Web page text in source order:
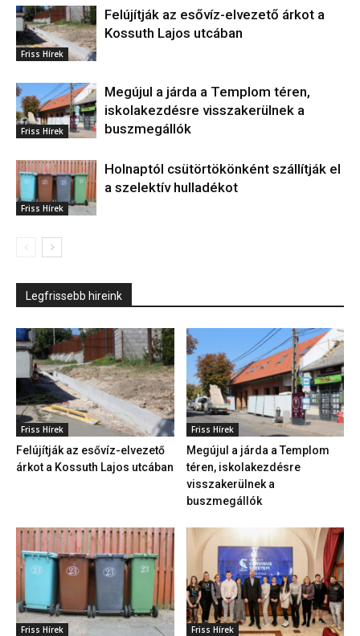
Friss Hírek
Felújítják az esővíz-elvezető árkot a
Kossuth Lajos utcában
Friss Hírek
Megújul a járda a Templom téren,
iskolakezdésre visszakerülnek a
buszmegállók
Friss Hírek
Holnaptól csütörtökönként szállítják el
a szelektív hulladékot
Legfrissebb hireink
Friss Hírek
Felújítják az esővíz-elvezető
árkot a Kossuth Lajos utcában
Friss Hírek
Megújul a járda a Templom
téren, iskolakezdésre
visszakerülnek a
buszmegállók
Friss Hírek Friss Hírek